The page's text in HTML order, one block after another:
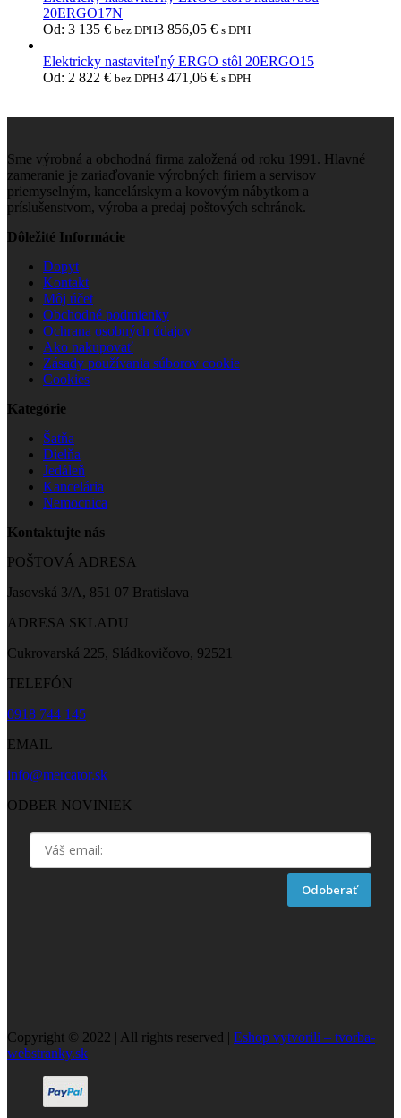
20ERGO17N
Od: 3 135 € bez DPH3 856,05 € s DPH
Elektricky nastaviteľný ERGO stôl 20ERGO15
Od: 2 822 € bez DPH3 471,06 € s DPH
Sme výrobná a obchodná firma založená od roku 1991. Hlavné
zameranie je zariaďovanie výrobných firiem a servisov
priemyselným, kancelárskym a kovovým nábytkom a
príslušenstvom, výroba a predaj poštových schránok.
Dôležité Informácie
Dopyt
Kontakt
Môj účet
Obchodné podmienky
Ochrana osobných údajov
Ako nakupovať
Zásady používania súborov cookie
Cookies
Kategórie
Šatňa
Dielňa
Jedáleň
Kancelária
Nemocnica
Kontaktujte nás
POŠTOVÁ ADRESA
Jasovská 3/A, 851 07 Bratislava
ADRESA SKLADU
Cukrovarská 225, Sládkovičovo, 92521
TELEFÓN
0918 744 145
EMAIL
info@mercator.sk
ODBER NOVINIEK
Odoberať
Copyright © 2022 | All rights reserved | Eshop vytvorili – tvorba-
webstranky.sk